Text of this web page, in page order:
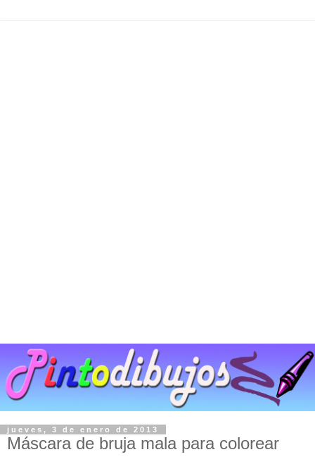
jueves, 3 de enero de 2013
Máscara de bruja mala para colorear